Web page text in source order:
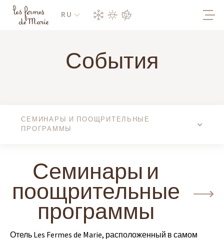
RU
События
СЕМИНАРЫ И ПООЩРИТЕЛЬНЫЕ
ПРОГРАММЫ
Семинары и
поощрительные
программы
Отель Les Fermes de Marie, расположенный в самом